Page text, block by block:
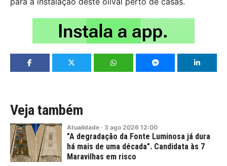
Veja também
Atualidade · 3 ago 2026 12:00
"A degradação da Fonte Luminosa já dura
há mais de uma década". Candidata às 7
Maravilhas em risco